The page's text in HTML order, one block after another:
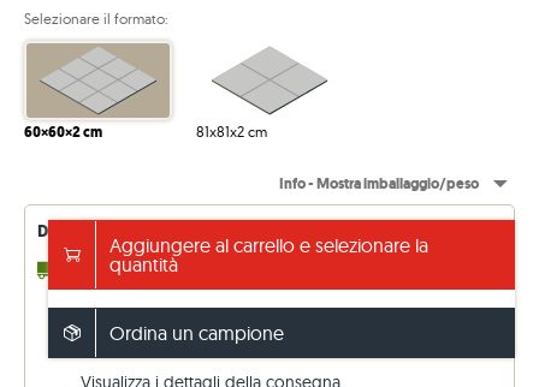
Selezionare il formato:
60×60×2 cm 81x81x2 cm
Info - Mostra imballaggio/peso
Disponibilità di consegna - aggiornata in modo permanente
2 - 3 Settimane
14 - 15 Settimane qualsiasi m² (franco fabbrica)
Spedizione gratuita da 5.000 €
altrimenti 199 €. Prezzi IVA inclusa (22 %)
Visualizza i dettagli della consegna
Aggiungere al carrello e selezionare la
quantità
Ordina un campione